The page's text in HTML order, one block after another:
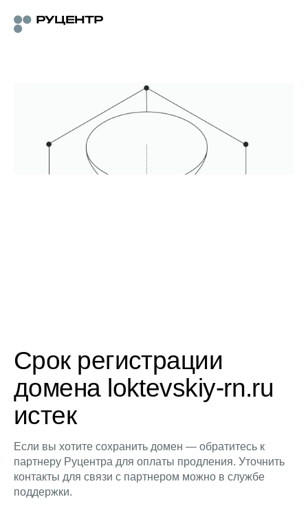
Срок регистрации
домена loktevskiy-rn.ru
истек
Если вы хотите сохранить домен — обратитесь к
партнеру Руцентра для оплаты продления. Уточнить
контакты для связи с партнером можно в службе
поддержки.